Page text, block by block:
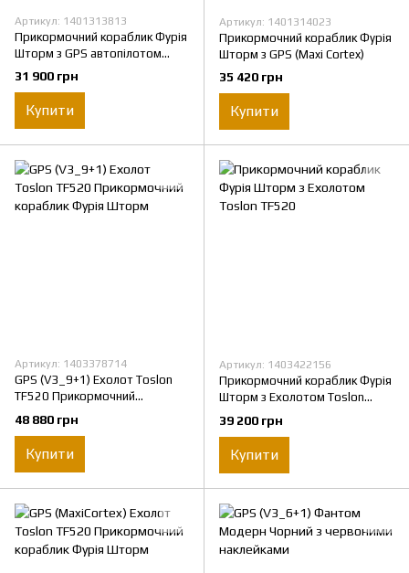
Артикул: 1401313813
Прикормочний кораблик Фурія
Шторм з GPS автопілотом
(V3_9+1)
31 900 грн
Купити
Артикул: 1401314023
Прикормочний кораблик Фурія
Шторм з GPS (Maxi Cortex)
35 420 грн
Купити
Артикул: 1403378714
GPS (V3_9+1) Ехолот Toslon
TF520 Прикормочний
кораблик Фурія Шторм
48 880 грн
Купити
Артикул: 1403422156
Прикормочний кораблик Фурія
Шторм з Ехолотом Toslon
TF520
39 200 грн
Купити